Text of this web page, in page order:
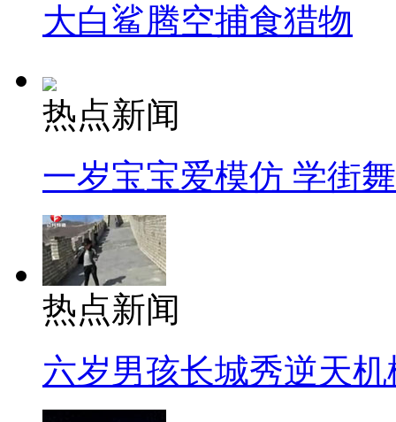
大白鲨腾空捕食猎物
热点新闻
一岁宝宝爱模仿 学街
热点新闻
六岁男孩长城秀逆天机